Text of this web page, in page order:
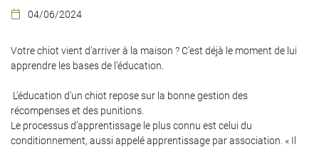
 Adresse email de réception
Code Captcha
Rafraîchir le captcha
 04/06/2024
Votre chiot vient d’arriver à la maison ? C’est déjà le moment de lui
apprendre les bases de l’éducation.
L’éducation d’un chiot repose sur la bonne gestion des
récompenses et des punitions.
Le processus d’apprentissage le plus connu est celui du
conditionnement, aussi appelé apprentissage par association. « Il